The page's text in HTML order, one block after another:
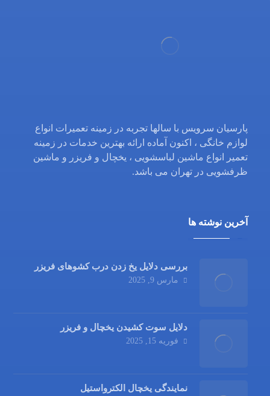
پارسیان سرویس با سالها تجربه در زمینه تعمیرات انواع
لوازم خانگی ، اکنون آماده ارائه بهترین خدمات در زمینه
تعمیر انواع ماشین لباسشویی ، یخچال و فریزر و ماشین
ظرفشویی در تهران می باشد.
آخرین نوشته ها
بررسی دلایل یخ زدن درب کشوهای فریزر
مارس 9, 2025
دلایل سوت کشیدن یخچال و فریزر
فوریه 15, 2025
نمایندگی یخچال الکترواستیل